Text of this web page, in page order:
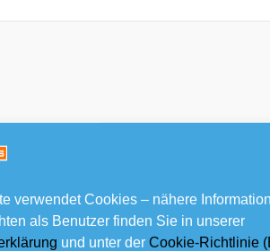
verwendet Cookies – nähere
als Benutzer finden Sie in unserer
und unter der Cookie-Richtlinie